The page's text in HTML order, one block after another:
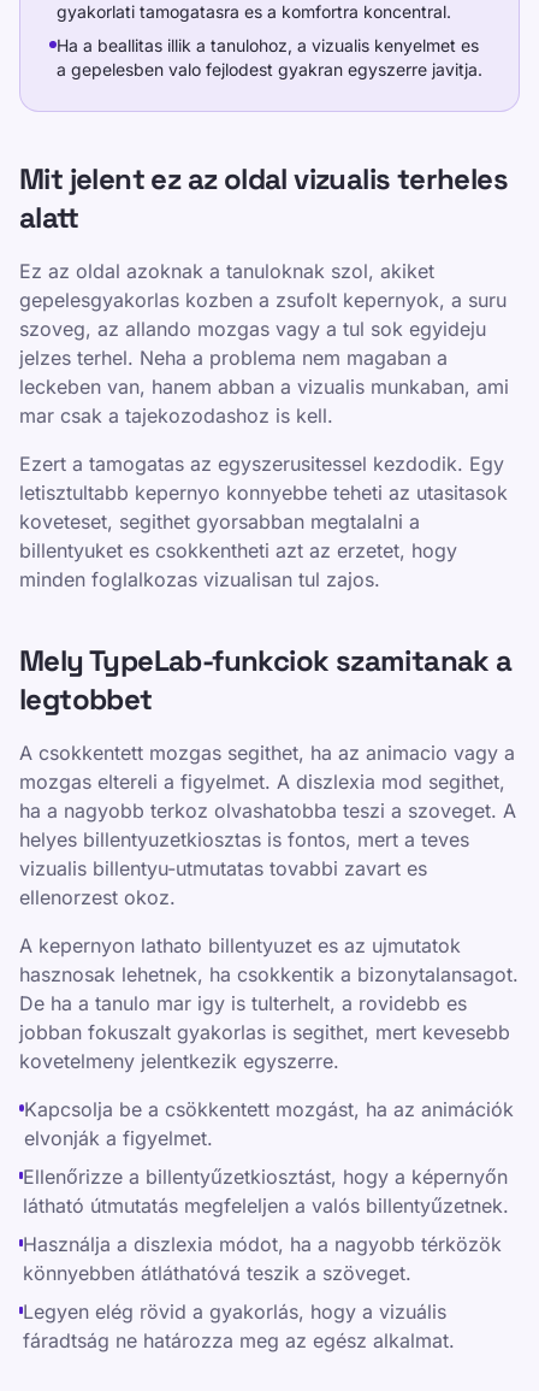
gyakorlati tamogatasra es a komfortra koncentral.
Ha a beallitas illik a tanulohoz, a vizualis kenyelmet es
a gepelesben valo fejlodest gyakran egyszerre javitja.
Mit jelent ez az oldal vizualis terheles
alatt
Ez az oldal azoknak a tanuloknak szol, akiket
gepelesgyakorlas kozben a zsufolt kepernyok, a suru
szoveg, az allando mozgas vagy a tul sok egyideju
jelzes terhel. Neha a problema nem magaban a
leckeben van, hanem abban a vizualis munkaban, ami
mar csak a tajekozodashoz is kell.
Ezert a tamogatas az egyszerusitessel kezdodik. Egy
letisztultabb kepernyo konnyebbe teheti az utasitasok
koveteset, segithet gyorsabban megtalalni a
billentyuket es csokkentheti azt az erzetet, hogy
minden foglalkozas vizualisan tul zajos.
Mely TypeLab-funkciok szamitanak a
legtobbet
A csokkentett mozgas segithet, ha az animacio vagy a
mozgas eltereli a figyelmet. A diszlexia mod segithet,
ha a nagyobb terkoz olvashatobba teszi a szoveget. A
helyes billentyuzetkiosztas is fontos, mert a teves
vizualis billentyu-utmutatas tovabbi zavart es
ellenorzest okoz.
A kepernyon lathato billentyuzet es az ujmutatok
hasznosak lehetnek, ha csokkentik a bizonytalansagot.
De ha a tanulo mar igy is tulterhelt, a rovidebb es
jobban fokuszalt gyakorlas is segithet, mert kevesebb
kovetelmeny jelentkezik egyszerre.
Kapcsolja be a csökkentett mozgást, ha az animációk
elvonják a figyelmet.
Ellenőrizze a billentyűzetkiosztást, hogy a képernyőn
látható útmutatás megfeleljen a valós billentyűzetnek.
Használja a diszlexia módot, ha a nagyobb térközök
könnyebben átláthatóvá teszik a szöveget.
Legyen elég rövid a gyakorlás, hogy a vizuális
fáradtság ne határozza meg az egész alkalmat.